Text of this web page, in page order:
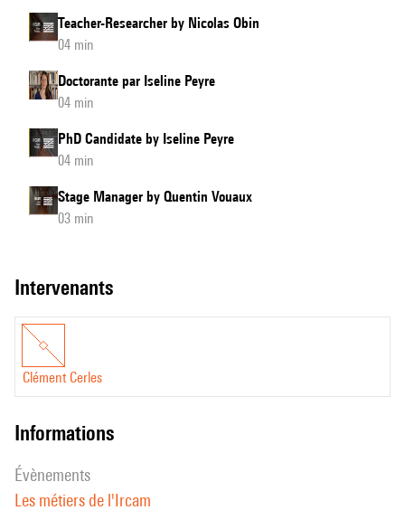
Teacher-Researcher by Nicolas Obin
04 min
Doctorante par Iseline Peyre
04 min
PhD Candidate by Iseline Peyre
04 min
Stage Manager by Quentin Vouaux
03 min
intervenants
Clément Cerles
informations
évènements
Les métiers de l'Ircam